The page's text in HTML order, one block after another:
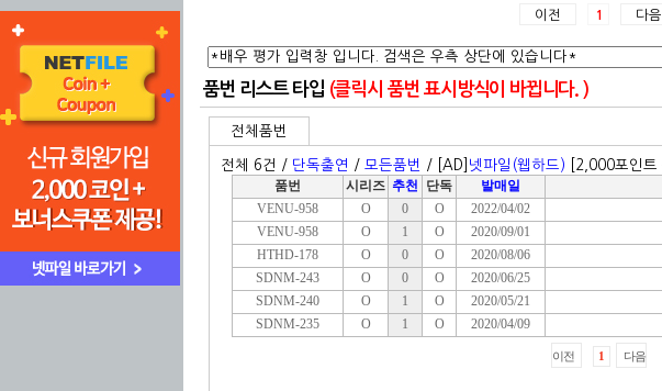
이전 1 다음
품번 리스트 타입 (클릭시 품번 표시방식이 바뀝니다. )